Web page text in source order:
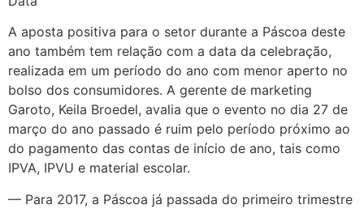
A aposta positiva para o setor durante a Páscoa deste
ano também tem relação com a data da celebração,
realizada em um período do ano com menor aperto no
bolso dos consumidores. A gerente de marketing
Garoto, Keila Broedel, avalia que o evento no dia 27 de
março do ano passado é ruim pelo período próximo ao
do pagamento das contas de início de ano, tais como
IPVA, IPVU e material escolar.
— Para 2017, a Páscoa já passada do primeiro trimestre